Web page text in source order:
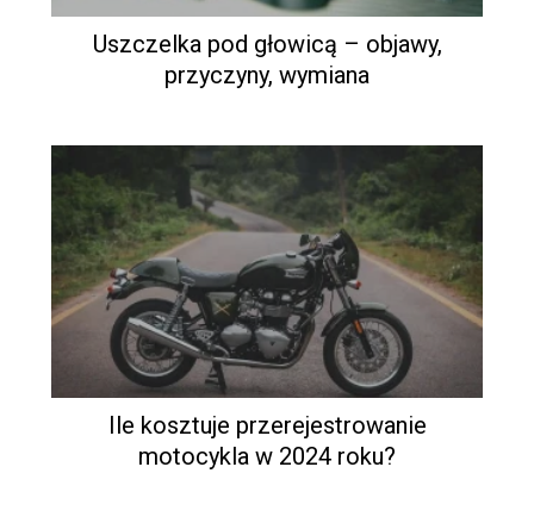
Uszczelka pod głowicą – objawy,
przyczyny, wymiana
Ile kosztuje przerejestrowanie
motocykla w 2024 roku?